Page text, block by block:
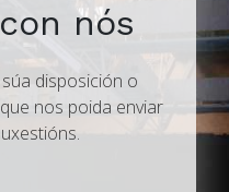
nós
disposición o
nos poida enviar